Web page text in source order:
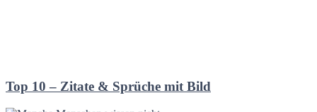
Top 10 – Zitate & Sprüche mit Bild